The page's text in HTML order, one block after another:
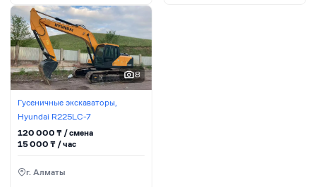
8
Гусеничные экскаваторы,
Hyundai R225LC-7
120 000 ₸ / сменa
15 000 ₸ / час
г. Алматы